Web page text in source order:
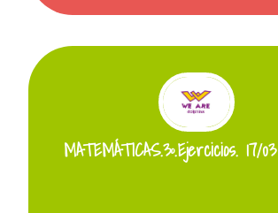
MATEMÁTICAS.3º.Ejercicios. 17/03